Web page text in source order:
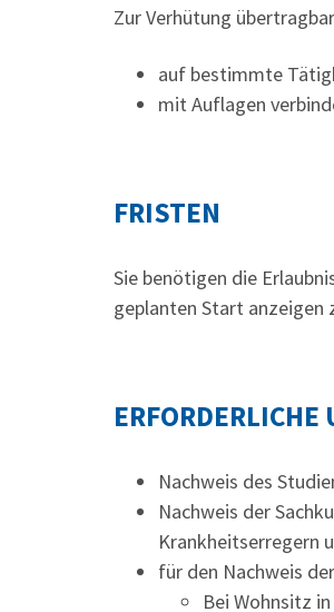
Zur Verhütung
auf bestimmte
mit Auflagen
FRISTEN
Sie benötigen die
geplanten Start anzeigen
ERFORDERLICHE
Nachweis des
Nachweis der
Krankheitserregern
für den Nachweis
Bei Wohnsitz